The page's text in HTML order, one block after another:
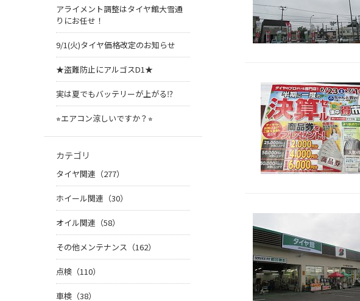
アライメント調整はタイヤ館大雪通
りにお任せ！
9/1(火)タイヤ価格改定のお知らせ
★盗難防止にアルゴスD1★
実は夏でもバッテリーが上がる⁉︎
⭐︎エアコン涼しいですか？⭐︎
カテゴリ
タイヤ関連（277）
ホイール関連（30）
オイル関連（58）
その他メンテナンス（162）
点検（110）
車検（38）